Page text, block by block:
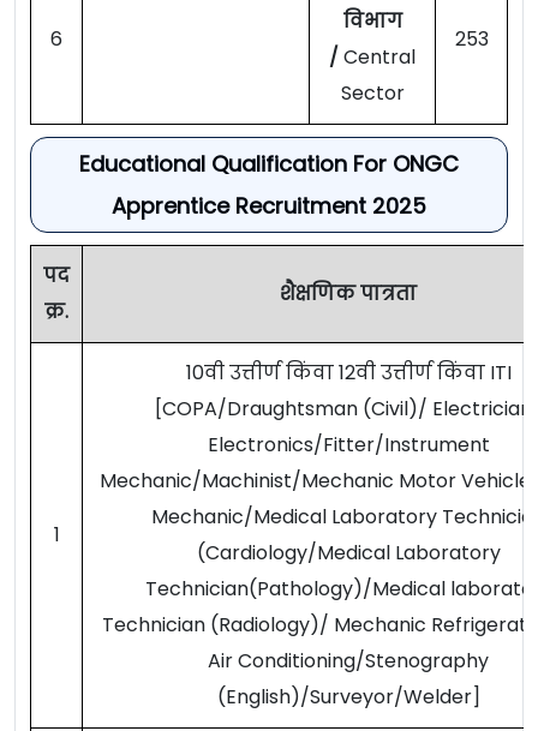
6
विभाग
/ Central
Sector
253
Educational Qualification For ONGC
Apprentice Recruitment 2025
पद
क्र.
शैक्षणिक पात्रता
1
10वी उत्तीर्ण किंवा 12वी उत्तीर्ण किंवा ITI
[COPA/Draughtsman (Civil)/
Electronics/Fitter/Instrument
Mechanic/Machinist/Mechanic Motor
Mechanic/Medical Laboratory
(Cardiology/Medical Laboratory
Technician(Pathology)/Medical
Technician (Radiology)/ Mechanic
Air Conditioning/Stenography
(English)/Surveyor/Welder]